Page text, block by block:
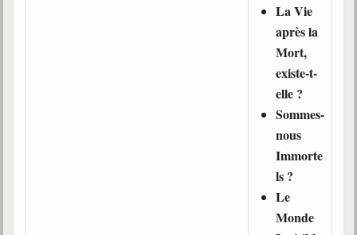
La Vie
après la
Mort,
existe-t-
elle ?
Sommes-
nous
Immorte
ls ?
Le
Monde